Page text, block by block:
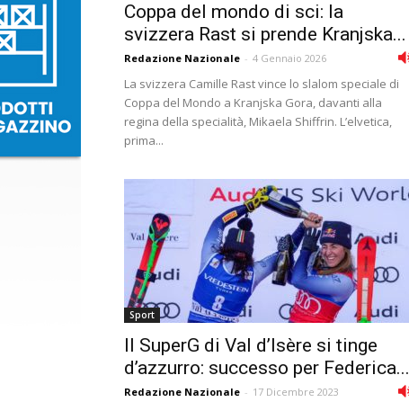
Coppa del mondo di sci: la
svizzera Rast si prende Kranjska...
Redazione Nazionale - 4 Gennaio 2026
La svizzera Camille Rast vince lo slalom speciale di
Coppa del Mondo a Kranjska Gora, davanti alla
regina della specialità, Mikaela Shiffrin. L’elvetica,
prima...
Sport
Il SuperG di Val d’Isère si tinge
d’azzurro: successo per Federica...
Redazione Nazionale - 17 Dicembre 2023